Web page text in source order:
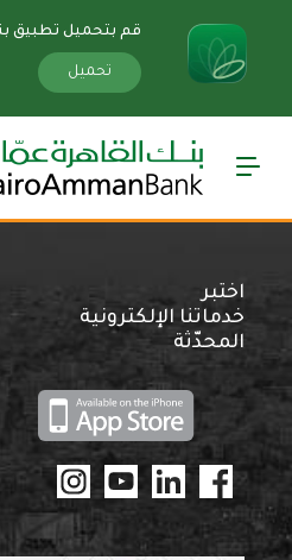
قم بتحميل تطبيق
تحميل
اختبر
خدماتنا الإلكترونية
المحدّثة
سارة
«»